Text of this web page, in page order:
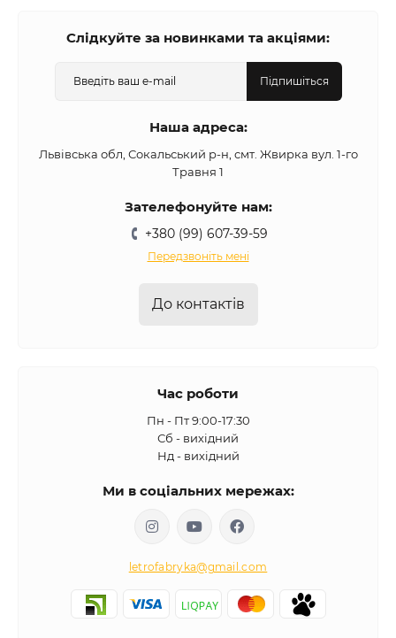
Слідкуйте за новинками та акціями:
Підпишіться
Наша адреса:
Львівська обл, Сокальський р-н, смт. Жвирка вул. 1-го
Травня 1
Зателефонуйте нам:
+380 (99) 607-39-59
Передзвоніть мені
До контактів
Час роботи
Пн - Пт 9:00-17:30
Сб - вихідний
Нд - вихідний
Ми в соціальних мережах:
letrofabryka@gmail.com